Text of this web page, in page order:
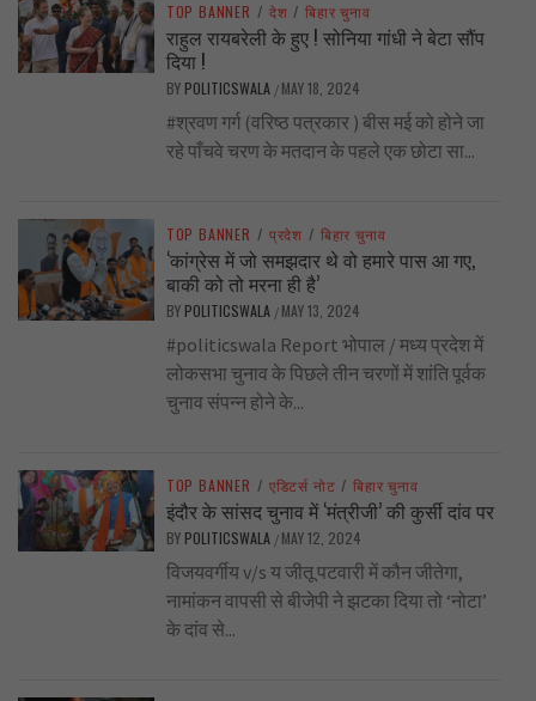
TOP BANNER / देश / बिहार चुनाव
राहुल रायबरेली के हुए ! सोनिया गांधी ने बेटा सौंप
दिया !
BY POLITICSWALA / MAY 18, 2024
#श्रवण गर्ग (वरिष्ठ पत्रकार ) बीस मई को होने जा
रहे पाँचवे चरण के मतदान के पहले एक छोटा सा...
TOP BANNER / प्रदेश / बिहार चुनाव
‘कांग्रेस में जो समझदार थे वो हमारे पास आ गए,
बाकी को तो मरना ही है’
BY POLITICSWALA / MAY 13, 2024
#politicswala Report भोपाल / मध्य प्रदेश में
लोकसभा चुनाव के पिछले तीन चरणों में शांति पूर्वक
चुनाव संपन्न होने के...
TOP BANNER / एडिटर्स नोट / बिहार चुनाव
इंदौर के सांसद चुनाव में ‘मंत्रीजी’ की कुर्सी दांव पर
BY POLITICSWALA / MAY 12, 2024
विजयवर्गीय v/s य जीतू पटवारी में कौन जीतेगा,
नामांकन वापसी से बीजेपी ने झटका दिया तो ‘नोटा’
के दांव से...